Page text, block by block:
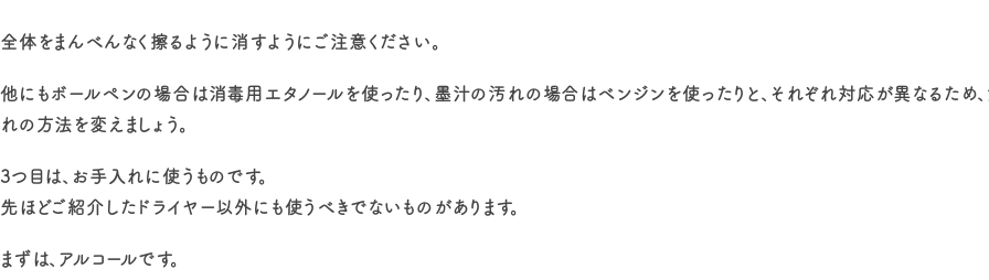
全体をまんべんなく擦るように消すようにご注意ください。
他にもボールペンの場合は消毒用エタノールを使ったり、墨汁の汚れの場合はベンジンを使ったりと、それぞれ対応が異なるた
れの方法を変えましょう。
3つ目は、お手入れに使うものです。
先ほどご紹介したドライヤー以外にも使うべきでないものがあります。
まずは、アルコールです。